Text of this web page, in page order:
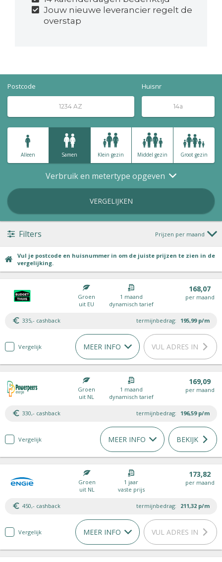
Jouw nieuwe leverancier regelt de
overstap
Postcode Huisnr
Alleen Samen Klein gezin Middel gezin Groot gezin
Verbruik en metertype opgeven
VERGELIJKEN
Filters Prijzen per maand
Vul je postcode en huisnummer in om de juiste prijzen te zien in de
vergelijking.
Groen
uit EU
1 maand
dynamisch tarief
168,07
per maand
335,- cashback termijnbedrag: 195,99 p/m
Vergelijk MEER INFO VUL ADRES IN
Groen
uit NL
1 maand
dynamisch tarief
169,09
per maand
330,- cashback termijnbedrag: 196,59 p/m
Vergelijk MEER INFO BEKIJK
Groen
uit NL
1 jaar
vaste prijs
173,82
per maand
450,- cashback termijnbedrag: 211,32 p/m
Vergelijk MEER INFO VUL ADRES IN